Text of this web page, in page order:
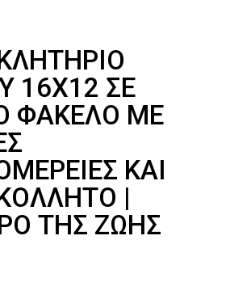
16Χ12 ΣΕ
ΦΆΚΕΛΟ ΜΕ
ΚΑΙ
|
ΤΗΣ ΖΩΉΣ